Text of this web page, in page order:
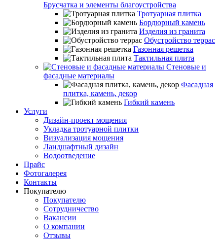
Брусчатка и элементы благоустройства
Тротуарная плитка
Бордюрный камень
Изделия из гранита
Обустройство террас
Газонная решетка
Тактильная плита
Стеновые и
фасадные материалы
Фасадная
плитка, камень, декор
Гибкий камень
Услуги
Дизайн-проект мощения
Укладка тротуарной плитки
Визуализация мощения
Ландшафтный дизайн
Водоотведение
Прайс
Фотогалерея
Контакты
Покупателю
Покупателю
Сотрудничество
Вакансии
О компании
Отзывы